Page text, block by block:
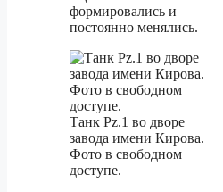
формировались и
постоянно менялись.
Танк Рz.1 во дворе
завода имени Кирова.
Фото в свободном
доступе.